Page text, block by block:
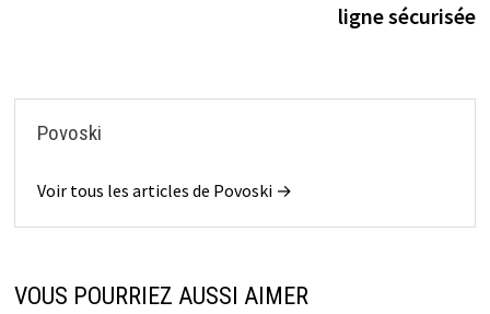
ligne sécurisée
Povoski
Voir tous les articles de Povoski →
VOUS POURRIEZ AUSSI AIMER